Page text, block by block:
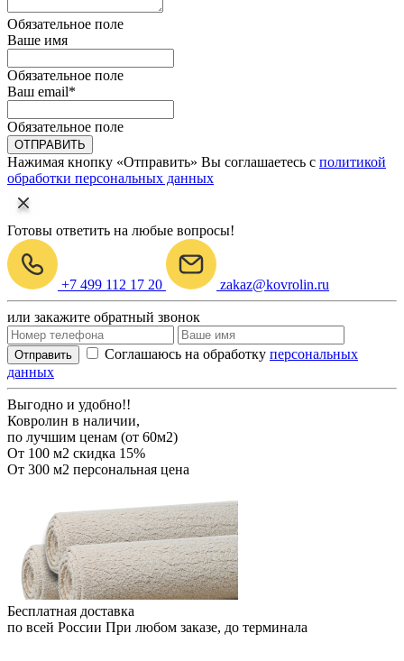
Обязательное поле
Ваше имя
Обязательное поле
Ваш email*
Обязательное поле
ОТПРАВИТЬ
Нажимая кнопку «Отправить» Вы соглашаетесь с политикой
обработки персональных данных
Готовы ответить на любые вопросы!
+7 499 112 17 20 zakaz@kovrolin.ru
или закажите обратный звонок
Отправить Соглашаюсь на обработку персональных
данных
Выгодно и удобно!!
Ковролин в наличии,
по лучшим ценам (от 60м2)
От 100 м2 скидка 15%
От 300 м2 персональная цена
Бесплатная доставка
по всей России При любом заказе, до терминала